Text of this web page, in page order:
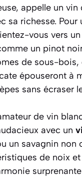
appelle un vin
sa richesse.
vous vers un
un pinot
de sous-
épouseront à
sans écraser
de vin
avec un
un savagnin non
de noix et